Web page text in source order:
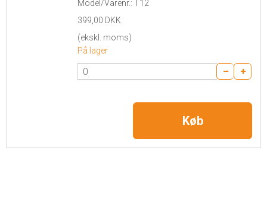
Model/Varenr.: T12
399,00 DKK
(ekskl. moms)
På lager
Køb